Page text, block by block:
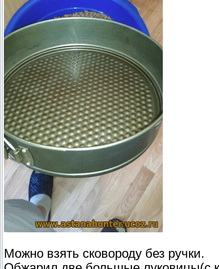
Можно взять сковороду без ручки.